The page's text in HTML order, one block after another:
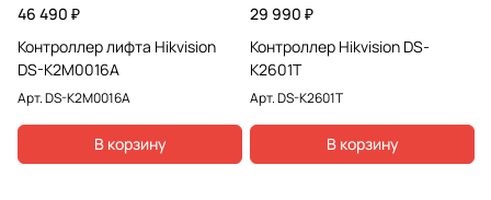
46 490 ₽
Контроллер лифта Hikvision
DS-K2M0016A
Арт.DS-K2M0016A
В корзину
29 990 ₽
Контроллер Hikvision DS-
K2601T
Арт.DS-K2601T
В корзину